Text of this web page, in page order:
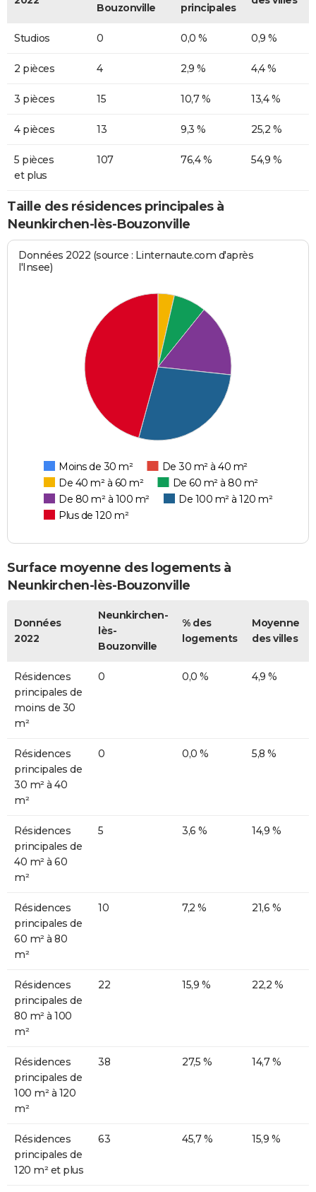
Bouzonville principales
Studios 0 0,0 % 0,9 %
2 pièces 4 2,9 % 4,4 %
3 pièces 15 10,7 % 13,4 %
4 pièces 13 9,3 % 25,2 %
5 pièces
et plus
107 76,4 % 54,9 %
Taille des résidences principales à
Neunkirchen-lès-Bouzonville
Données 2022 (source : Linternaute.com d'après
l'Insee)
Moins de 30 m²
De 30 m² à 40 m²
De 40 m² à 60 m²
De 60 m² à 80 m²
De 80 m² à 100 m²
De 100 m² à 120 m²
Plus de 120 m²
Surface moyenne des logements à
Neunkirchen-lès-Bouzonville
Données
2022
Neunkirchen-
lès-
Bouzonville
% des
logements
Moyenne
des villes
Résidences
principales de
moins de 30
m²
0 0,0 % 4,9 %
Résidences
principales de
30 m² à 40
m²
0 0,0 % 5,8 %
Résidences
principales de
40 m² à 60
m²
5 3,6 % 14,9 %
Résidences
principales de
60 m² à 80
m²
10 7,2 % 21,6 %
Résidences
principales de
80 m² à 100
m²
22 15,9 % 22,2 %
Résidences
principales de
100 m² à 120
m²
38 27,5 % 14,7 %
Résidences
principales de
120 m² et plus
63 45,7 % 15,9 %